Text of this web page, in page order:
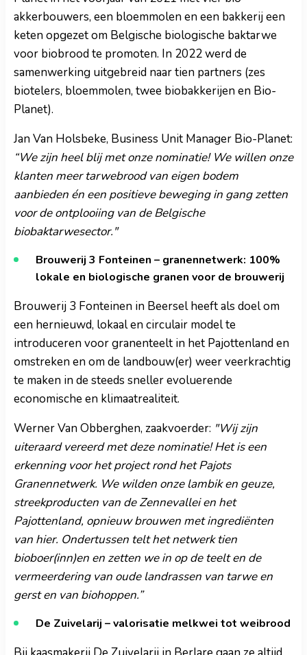
akkerbouwers, een bloemmolen en een bakkerij een
keten opgezet om Belgische biologische baktarwe
voor biobrood te promoten. In 2022 werd de
samenwerking uitgebreid naar tien partners (zes
biotelers, bloemmolen, twee biobakkerijen en Bio-
Planet).
Jan Van Holsbeke, Business Unit Manager Bio-Planet:
“We zijn heel blij met onze nominatie! We willen onze
klanten meer tarwebrood van eigen bodem
aanbieden én een positieve beweging in gang zetten
voor de ontplooiing van de Belgische
biobaktarwesector."
Brouwerij 3 Fonteinen – granennetwerk: 100%
lokale en biologische granen voor de brouwerij
Brouwerij 3 Fonteinen in Beersel heeft als doel om
een hernieuwd, lokaal en circulair model te
introduceren voor granenteelt in het Pajottenland en
omstreken en om de landbouw(er) weer veerkrachtig
te maken in de steeds sneller evoluerende
economische en klimaatrealiteit.
Werner Van Obberghen, zaakvoerder: "Wij zijn
uiteraard vereerd met deze nominatie! Het is een
erkenning voor het project rond het Pajots
Granennetwerk. We wilden onze lambik en geuze,
streekproducten van de Zennevallei en het
Pajottenland, opnieuw brouwen met ingrediënten
van hier. Ondertussen telt het netwerk tien
bioboer(inn)en en zetten we in op de teelt en de
vermeerdering van oude landrassen van tarwe en
gerst en van biohoppen.”
De Zuivelarij – valorisatie melkwei tot weibrood